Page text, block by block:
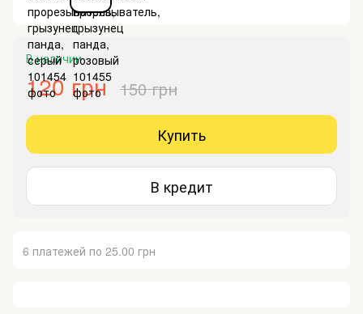
В наличии
120 грн 150 грн
Купить
В кредит
6 платежей по 25.00 грн